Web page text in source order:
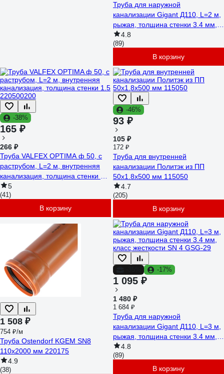
Труба для наружной
канализации Gigant Д110, L=2 м,
рыжая, толщина стенки 3.4 мм,
класс жесткости SN 4 GSG-28
4.8
(89)
В корзину
-38%
165 ₽
266 ₽
Труба VALFEX OPTIMA ф 50, с
раструбом, L=2 м, внутренняя
канализация, толщина стенки 1.5
220500200
5
(41)
В корзину
-46%
93 ₽
105 ₽
172 ₽
Труба для внутренней
канализации Политэк из ПП
50х1.8х500 мм 115050
4.7
(205)
В корзину
1 508 ₽
754 ₽/м
Труба Ostendorf KGEM SN8
110x2000 мм 220175
4.9
(38)
-17%
1 095 ₽
1 480 ₽
1 684 ₽
Труба для наружной
канализации Gigant Д110, L=3 м,
рыжая, толщина стенки 3.4 мм,
класс жесткости SN 4 GSG-29
4.8
(89)
В корзину